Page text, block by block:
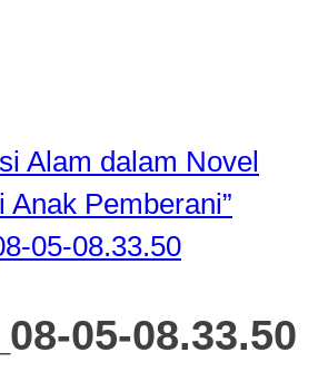
Alam dalam Novel
Anak Pemberani”
05-08.33.50
05-08.33.50